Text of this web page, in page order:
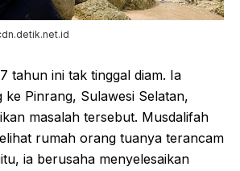
tahun ini tak tinggal diam. Ia
ke Pinrang, Sulawesi Selatan,
masalah tersebut. Musdalifah
rumah orang tuanya terancam
ia berusaha menyelesaikan